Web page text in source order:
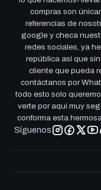
compras son
referencias de
google y checa
redes sociales, ya
república así que
cliente que pueda
contáctanos por
todo esto solo
verte por aqui muy
conforma esta
Síguenos